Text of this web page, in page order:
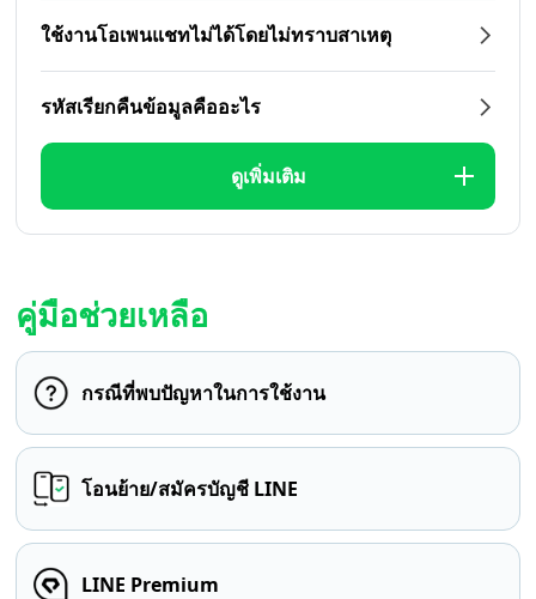
ใช้งานโอเพนแชทไม่ได้โดยไม่ทราบสาเหตุ
รหัสเรียกคืนข้อมูลคืออะไร
ดูเพิ่มเติม
คู่มือช่วยเหลือ
กรณีที่พบปัญหาในการใช้งาน
โอนย้าย/สมัครบัญชี LINE
LINE Premium